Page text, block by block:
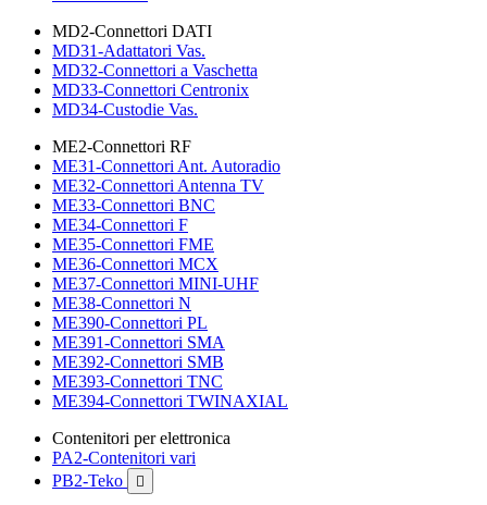
MD2-Connettori DATI
MD31-Adattatori Vas.
MD32-Connettori a Vaschetta
MD33-Connettori Centronix
MD34-Custodie Vas.
ME2-Connettori RF
ME31-Connettori Ant. Autoradio
ME32-Connettori Antenna TV
ME33-Connettori BNC
ME34-Connettori F
ME35-Connettori FME
ME36-Connettori MCX
ME37-Connettori MINI-UHF
ME38-Connettori N
ME390-Connettori PL
ME391-Connettori SMA
ME392-Connettori SMB
ME393-Connettori TNC
ME394-Connettori TWINAXIAL
Contenitori per elettronica
PA2-Contenitori vari
PB2-Teko
